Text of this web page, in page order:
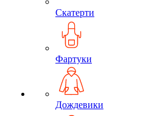
Скатерти
Фартуки
Дождевики